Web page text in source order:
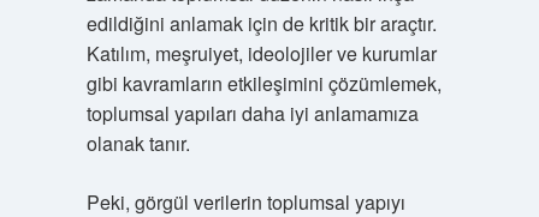
edildiğini anlamak için de kritik bir araçtır.
Katılım, meşruiyet, ideolojiler ve kurumlar
gibi kavramların etkileşimini çözümlemek,
toplumsal yapıları daha iyi anlamamıza
olanak tanır.
Peki, görgül verilerin toplumsal yapıyı